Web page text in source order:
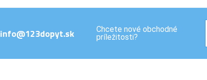
info@123dopyt.sk
Chcete nové obchodné
príležitosti?